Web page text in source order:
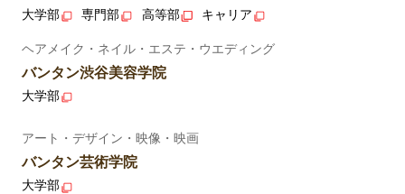
大学部 専門部 高等部 キャリア
ヘアメイク・ネイル・エステ・ウエディング
バンタン渋谷美容学院
大学部
アート・デザイン・映像・映画
バンタン芸術学院
大学部